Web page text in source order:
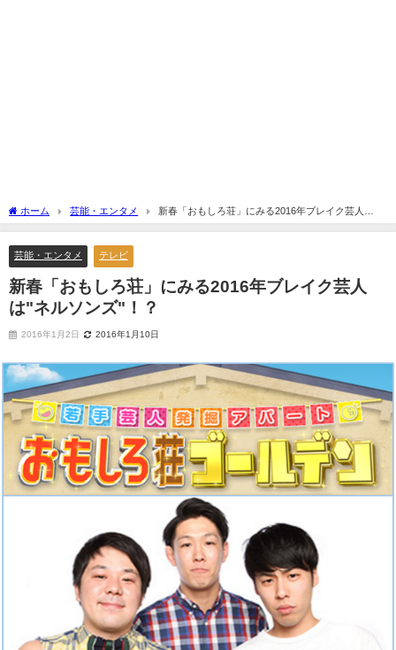
ホーム 芸能・エンタメ
新春「おもしろ荘」にみる2016年ブレイク芸人
は"ネルソンズ"！？
芸能・エンタメ テレビ
新春「おもしろ荘」にみる2016年ブレイク芸人
は"ネルソンズ"！？
2016年1月2日 2016年1月10日